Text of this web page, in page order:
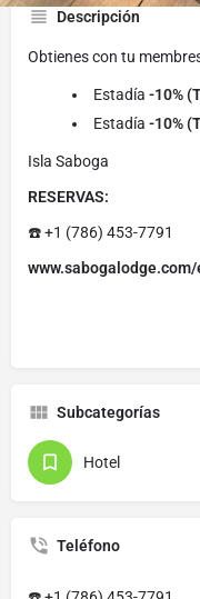
Descripción
Obtienes con tu
Estadía -10%
Estadía -10%
Isla Saboga
RESERVAS:
☎️ +1 (786) 453-7791
Subcategorías
Hotel
Teléfono